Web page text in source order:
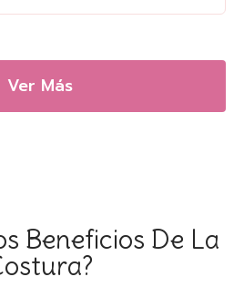
Ver Más
Beneficios De La